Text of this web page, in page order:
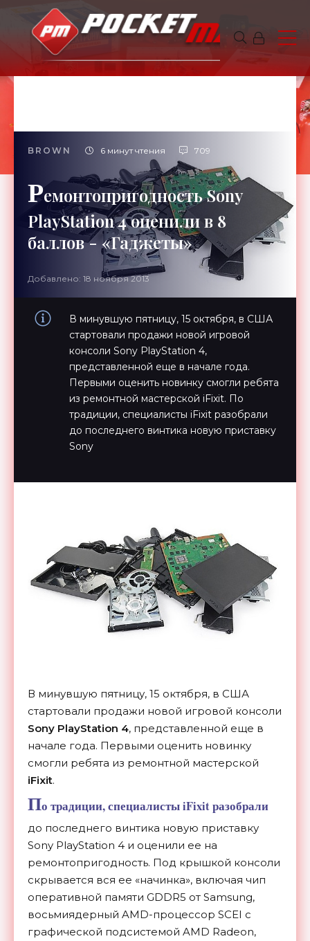
BROWN 6 минут чтения 709
Ремонтопригодность Sony
PlayStation 4 оценили в 8
баллов - «Гаджеты»
Добавлено: 18 ноября 2013
В минувшую пятницу, 15 октября, в США
стартовали продажи новой игровой
консоли Sony PlayStation 4,
представленной еще в начале года.
Первыми оценить новинку смогли ребята
из ремонтной мастерской iFixit. По
традиции, специалисты iFixit разобрали
до последнего винтика новую приставку
Sony
В минувшую пятницу, 15 октября, в США
стартовали продажи новой игровой консоли
Sony PlayStation 4, представленной еще в
начале года. Первыми оценить новинку
смогли ребята из ремонтной мастерской
iFixit.
По традиции, специалисты iFixit разобрали
до последнего винтика новую приставку
Sony PlayStation 4 и оценили ее на
ремонтопригодность. Под крышкой консоли
скрывается вся ее «начинка», включая чип
оперативной памяти GDDR5 от Samsung,
восьмиядерный AMD-процессор SCEI с
графической подсистемой AMD Radeon,